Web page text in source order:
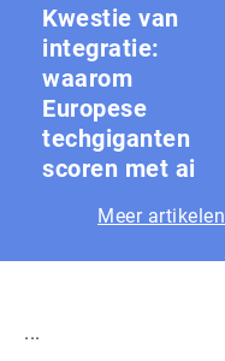
Kwestie van
integratie:
waarom
Europese
techgiganten
scoren met ai
Meer artikelen
...